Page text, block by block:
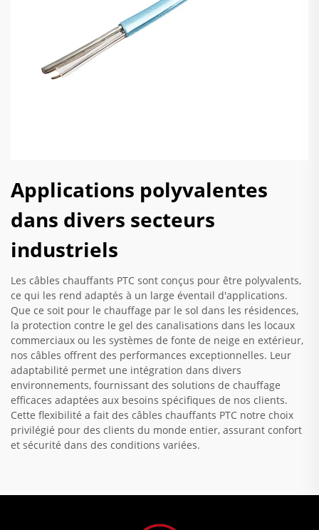
Applications polyvalentes
dans divers secteurs
industriels
Les câbles chauffants PTC sont conçus pour être polyvalents,
ce qui les rend adaptés à un large éventail d'applications.
Que ce soit pour le chauffage par le sol dans les résidences,
la protection contre le gel des canalisations dans les locaux
commerciaux ou les systèmes de fonte de neige en extérieur,
nos câbles offrent des performances exceptionnelles. Leur
adaptabilité permet une intégration dans divers
environnements, fournissant des solutions de chauffage
efficaces adaptées aux besoins spécifiques de nos clients.
Cette flexibilité a fait des câbles chauffants PTC notre choix
privilégié pour des clients du monde entier, assurant confort
et sécurité dans des conditions variées.